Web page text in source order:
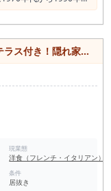
自体の数が大変多いた
アのひとつと言える。
レス ディセ 代官山ヒ
） 漆器 山田平安堂 代
り SPRING VALLEY
99,414円 最低坪単
賃料
坪単価 2024年 41,140
年 33,336円
レストラン居抜き店舗物件
現業態
洋食（フレンチ・イタリアン）
条件
居抜き